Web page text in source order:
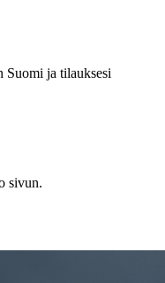
Suomi ja tilauksesi
sivun.